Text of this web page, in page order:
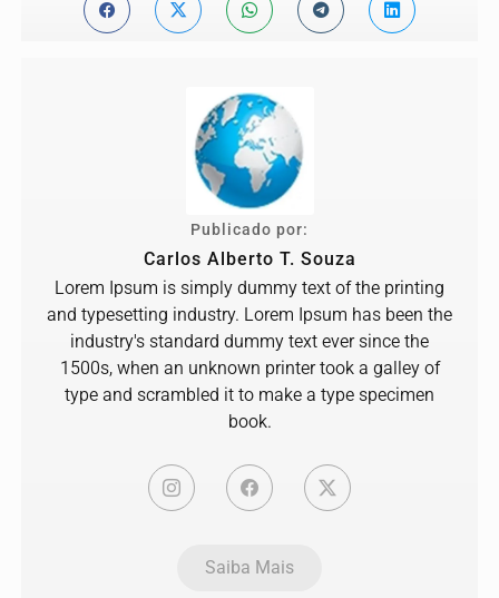
Publicado por:
Carlos Alberto T. Souza
Lorem Ipsum is simply dummy text of the printing
and typesetting industry. Lorem Ipsum has been the
industry's standard dummy text ever since the
1500s, when an unknown printer took a galley of
type and scrambled it to make a type specimen
book.
Saiba Mais